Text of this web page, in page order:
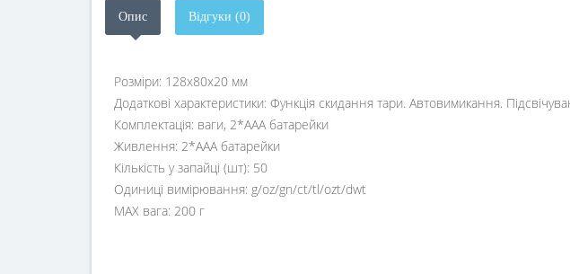
Опис Відгуки (0)
Розміри: 128х80х20 мм
Додаткові характеристики: Функція скидання тари. Автовимикання.
Комплектація: ваги, 2*AAA батарейки
Живлення: 2*AAA батарейки
Кількість у запайці (шт): 50
Одиниці вимірювання: g/oz/gn/ct/tl/ozt/dwt
MAX вага: 200 г